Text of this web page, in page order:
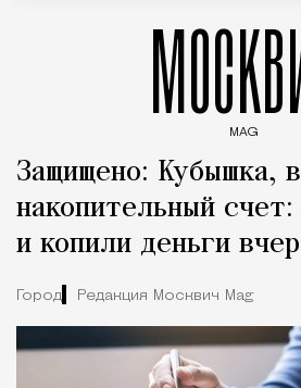
MAG
Защищено: Кубышка,
накопительный
и копили деньги
Город Редакция Москвич Mag